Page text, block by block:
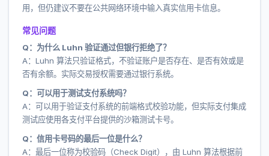
用，但仍建议不要在公共网络环境中输入真实信用卡信息。
常见问题
Q：为什么 Luhn 验证通过但银行拒绝了？
A：Luhn 算法只验证格式，不验证账户是否存在、是否有效或是
否有余额。实际交易授权需要通过银行系统。
Q：可以用于测试支付系统吗？
A：可以用于验证支付系统的前端格式校验功能，但实际支付集成
测试应使用各支付平台提供的沙箱测试卡号。
Q：信用卡号码的最后一位是什么？
A：最后一位称为校验码（Check Digit），由 Luhn 算法根据前